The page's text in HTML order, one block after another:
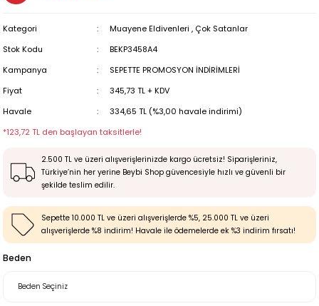
Kategori Muayene Eldivenleri , Çok Satanlar
Stok Kodu
BEKP3458A4
Kampanya
SEPETTE PROMOSYON İNDİRİMLERİ
Fiyat
345,73 TL + KDV
Havale
334,65 TL (%3,00 havale indirimi)
*123,72 TL den başlayan taksitlerle!
2.500 TL ve üzeri alışverişlerinizde kargo ücretsiz! Siparişleriniz,
Türkiye’nin her yerine Beybi Shop güvencesiyle hızlı ve güvenli bir
şekilde teslim edilir.
Sepette 10.000 TL ve üzeri alışverişlerde %5, 25.000 TL ve üzeri
alışverişlerde %8 indirim! Havale ile ödemelerde ek %3 indirim fırsatı!
Beden